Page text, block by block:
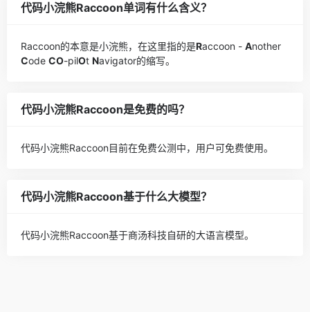
代码小浣熊Raccoon单词有什么含义？
Raccoon的本意是小浣熊，在这里指的是Raccoon - Another
Code CO-pilOt Navigator的缩写。
代码小浣熊Raccoon是免费的吗？
代码小浣熊Raccoon目前在免费公测中，用户可免费使用。
代码小浣熊Raccoon基于什么大模型？
代码小浣熊Raccoon基于商汤科技自研的大语言模型。